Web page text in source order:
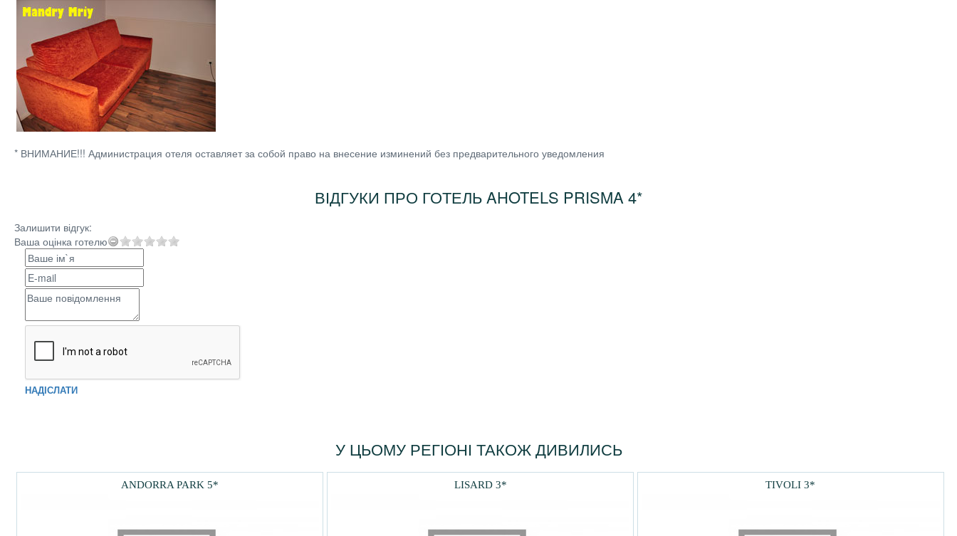
* ВНИМАНИЕ!!! Администрация отеля оставляет за собой право на внесение изминений без предварительного уведомления
ВІДГУКИ ПРО ГОТЕЛЬ AHOTELS PRISMA 4*
Залишити відгук:
Ваша оцінка готелю
НАДІСЛАТИ
У ЦЬОМУ РЕГІОНІ ТАКОЖ ДИВИЛИСЬ
ANDORRA PARK 5* LISARD 3* TIVOLI 3*